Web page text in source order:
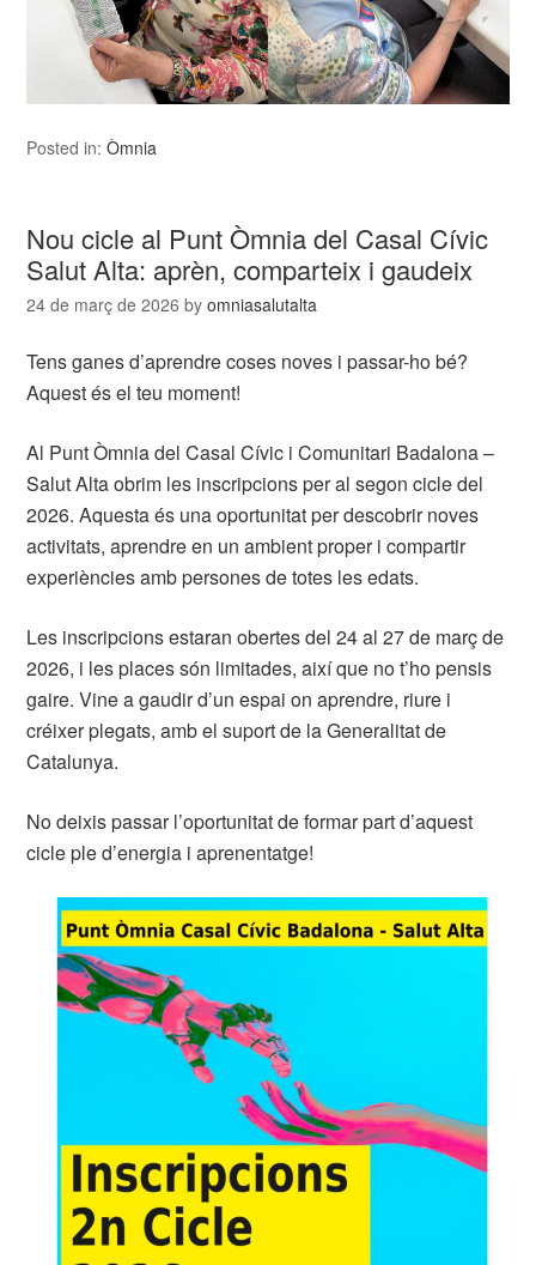
Posted in:Òmnia
Nou cicle al Punt Òmnia del Casal Cívic
Salut Alta: aprèn, comparteix i gaudeix
24 de març de 2026 byomniasalutalta
Tens ganes d’aprendre coses noves i passar-ho bé?
Aquest és el teu moment!
Al Punt Òmnia del Casal Cívic i Comunitari Badalona –
Salut Alta obrim les inscripcions per al segon cicle del
2026. Aquesta és una oportunitat per descobrir noves
activitats, aprendre en un ambient proper i compartir
experiències amb persones de totes les edats.
Les inscripcions estaran obertes del 24 al 27 de març de
2026, i les places són limitades, així que no t’ho pensis
gaire. Vine a gaudir d’un espai on aprendre, riure i
créixer plegats, amb el suport de la Generalitat de
Catalunya.
No deixis passar l’oportunitat de formar part d’aquest
cicle ple d’energia i aprenentatge!